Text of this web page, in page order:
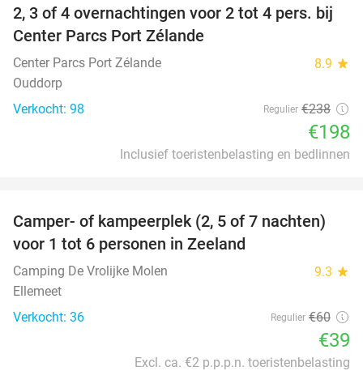
17%
2, 3 of 4 overnachtingen voor 2 tot 4 pers. bij
Center Parcs Port Zélande
Center Parcs Port Zélande 8.9 star
Ouddorp
Verkocht: 98
Regulier €238
€198
Inclusief toeristenbelasting en bedlinnen
35%
Camper- of kampeerplek (2, 5 of 7 nachten)
voor 1 tot 6 personen in Zeeland
Camping De Vrolijke Molen 9.3 star
Ellemeet
Verkocht: 36
Regulier €60
€39
Excl. ca. €2 p.p.p.n. toeristenbelasting